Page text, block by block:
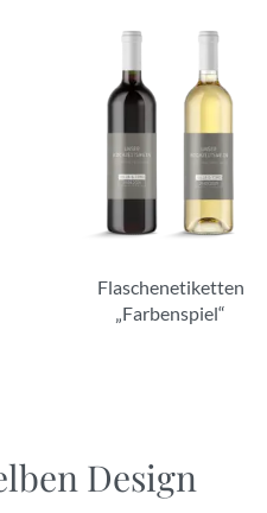
Flaschenetiketten
„Farbenspiel“
Design